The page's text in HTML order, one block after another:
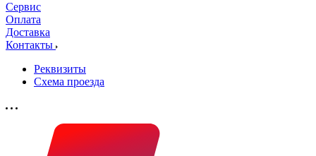
Сервис
Оплата
Доставка
Контакты
Реквизиты
Схема проезда